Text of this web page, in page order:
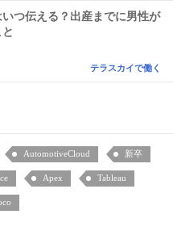
つ伝える？出産までに男性が
テラスカイで働く
AutomotiveCloud 新卒
Apex Tableau